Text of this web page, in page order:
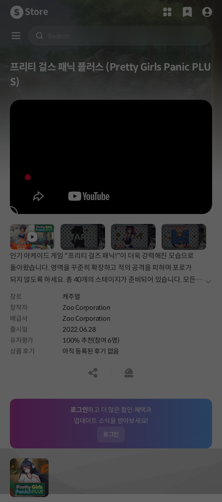
Store
프리티 걸스 패닉 플러스 (Pretty Girls Panic PLU
S)
인기 아케이드 게임 "프리티 걸즈 패닉!"이 더욱 강력해진 모습으로
돌아왔습니다. 영역을 꾸준히 확장하고 적의 공격을 피하며 포로가
되지 않도록 하세요. 총 40개의 스테이지가 준비되어 있습니다. 모든
더보
장르
캐주얼
창작자
Zoo Corporation
배급사
Zoo Corporation
출시일
2022.06.28
유저평가
100% 추천(참여 6명)
상품 후기
아직 등록된 후기 없음
공유하기신고하기
로그인하고 더 많은 할인 혜택과
업데이트 소식을 받아보세요!
로그인